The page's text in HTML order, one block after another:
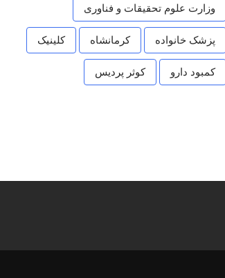
وزارت علوم تحقیقات و فناوری
پزشک خانواده کرمانشاه کلینیک
کمبود دارو کوثر پردیس